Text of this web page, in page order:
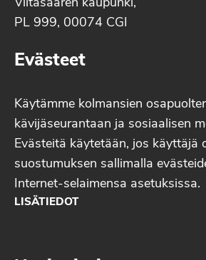
Viitasaaren kaupunki,
PL 999, 00074 CGI
Evästeet
Käytämme kolmansien
kävijäseurantaan ja sosiaalisen
Evästeitä käytetään, jos käyttäjä
suostumuksen sallimalla
Internet-selaimensa asetuksissa.
LISÄTIEDOT